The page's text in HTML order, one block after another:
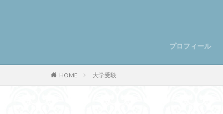
プロフィール
HOME 大学受験